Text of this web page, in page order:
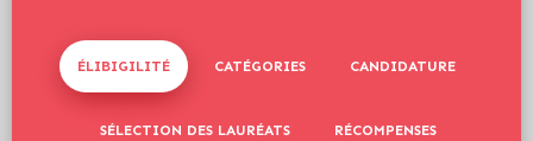
ÉLIBIGILITÉ CATÉGORIES CANDIDATURE
SÉLECTION DES LAURÉATS RÉCOMPENSES